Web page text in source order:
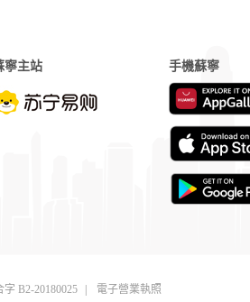
寧主站 手機蘇寧
字 B2-20180025 電子營業執照